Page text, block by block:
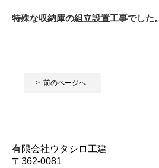
特殊な収納庫の組立設置工事でした。
> 前のページへ
有限会社ウタシロ工建
〒362-0081